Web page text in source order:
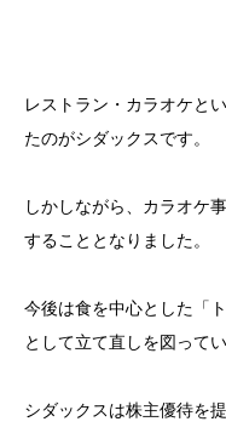
レストラン・カラオケと
たのがシダックスです。
しかしながら、カラオケ
することとなりました。
今後は食を中心とした「
として立て直しを図って
シダックスは株主優待を